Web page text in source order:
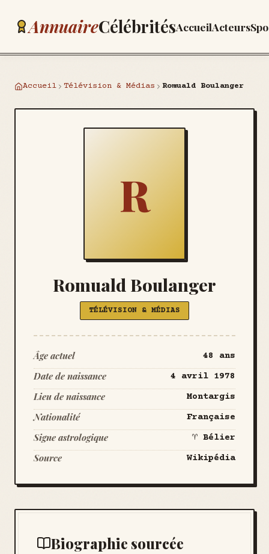
AnnuaireCélébritésAccueilActeurs
Accueil Télévision & Médias Romuald Boulanger
R
Romuald Boulanger
TÉLÉVISION & MÉDIAS
Âge actuel 48 ans
Date de naissance 4 avril 1978
Lieu de naissance Montargis
Nationalité Française
Signe astrologique ♈ Bélier
Source Wikipédia
Biographie sourcée